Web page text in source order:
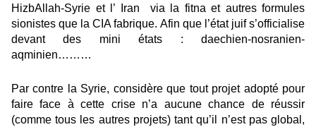
HizbAllah-Syrie et l’ Iran via la fitna et autres formules
sionistes que la CIA fabrique. Afin que l’état juif s’officialise
devant des mini états : daechien-nosranien-
aqminien………
Par contre la Syrie, considère que tout projet adopté pour
faire face à cette crise n’a aucune chance de réussir
(comme tous les autres projets) tant qu’il n’est pas global,